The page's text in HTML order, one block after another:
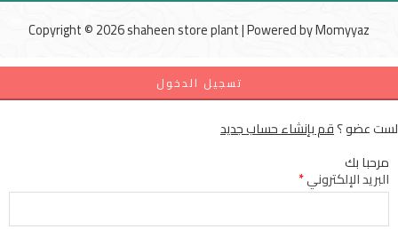
Copyright © 2026 shaheen store plant | Powered byMomyyaz
تسجيل الدخول
لست عضو ؟قم بإنشاء حساب جديد
مرحبا بك
البريد الإلكتروني*